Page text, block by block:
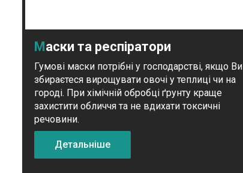
Маски та респіратори
Гумові маски потрібні у господарстві, якщо Ви
збираєтеся вирощувати овочі у теплиці чи на
городі. При хімічній обробці ґрунту краще
захистити обличчя та не вдихати токсичні
речовини.
Детальніше